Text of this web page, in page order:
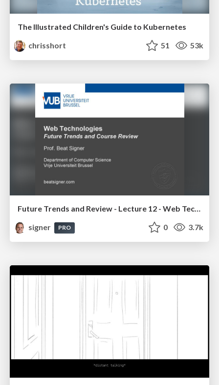
The Illustrated Children's Guide to Kubernetes
chrisshort
51 53k
Future Trends and Review - Lecture 12 - Web Technologies (1019888BNR)
signer
PRO 0 3.7k